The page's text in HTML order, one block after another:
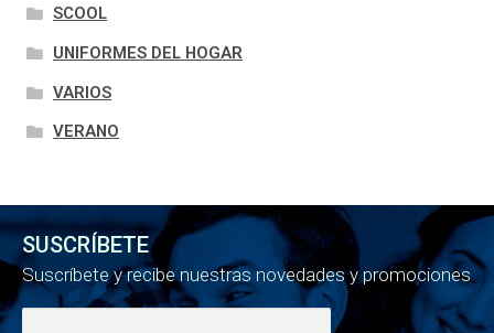
SCOOL
UNIFORMES DEL HOGAR
VARIOS
VERANO
SUSCRÍBETE
Suscríbete y recibe nuestras novedades y promociones